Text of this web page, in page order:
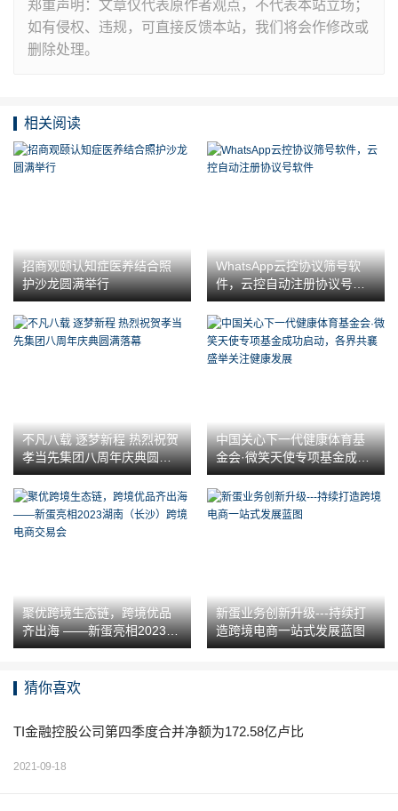
郑重声明：文章仅代表原作者观点，不代表本站立场；
如有侵权、违规，可直接反馈本站，我们将会作修改或
删除处理。
相关阅读
招商观颐认知症医养结合照
护沙龙圆满举行
WhatsApp云控协议筛号软
件，云控自动注册协议号软
件
不凡八载 逐梦新程 热烈祝贺
孝当先集团八周年庆典圆满
落幕
中国关心下一代健康体育基
金会·微笑天使专项基金成功
启动，各界共襄盛举关注健
康发展
聚优跨境生态链，跨境优品
齐出海 ——新蛋亮相2023湖
南（长沙）跨境电商交易会
新蛋业务创新升级---持续打
造跨境电商一站式发展蓝图
猜你喜欢
TI金融控股公司第四季度合并净额为172.58亿卢比
2021-09-18